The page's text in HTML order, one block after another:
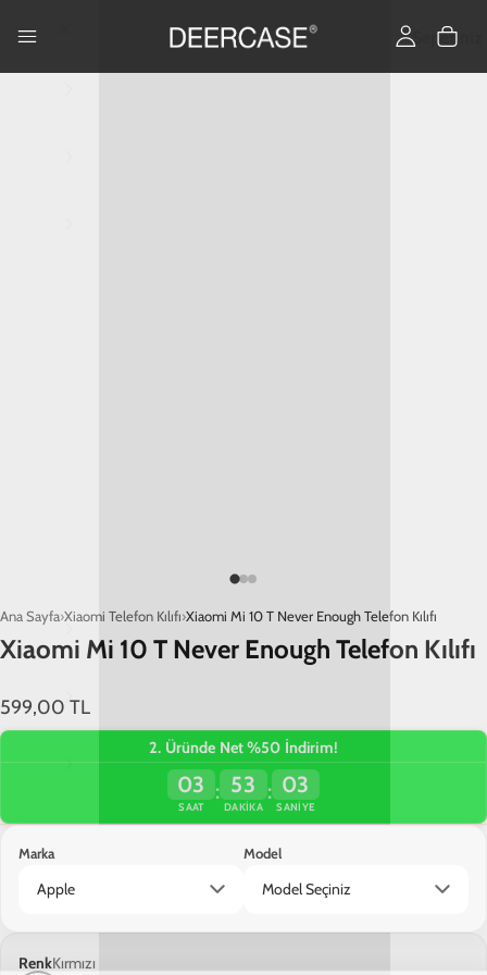
Ana Sayfa Xiaomi Telefon Kılıfı Xiaomi Mi 10 T Never Enough Telefon Kılıfı
Xiaomi Mi 10 T Never Enough Telefon Kılıfı
599,00 TL
2. Üründe Net %50 İndirim!
03
SAAT
: 53
DAKIKA
: 03
SANIYE
Marka Model
RenkKırmızı